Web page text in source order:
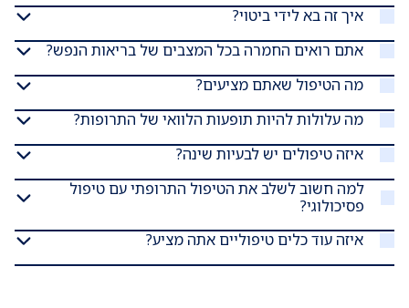
איך זה בא לידי ביטוי?
אתם רואים החמרה בכל המצבים של בריאות הנפש?
מה הטיפול שאתם מציעים?
מה עלולות להיות תופעות הלוואי של התרופות?
איזה טיפולים יש לבעיות שינה?
למה חשוב לשלב את הטיפול התרופתי עם טיפול
פסיכולוגי?
איזה עוד כלים טיפוליים אתה מציע?